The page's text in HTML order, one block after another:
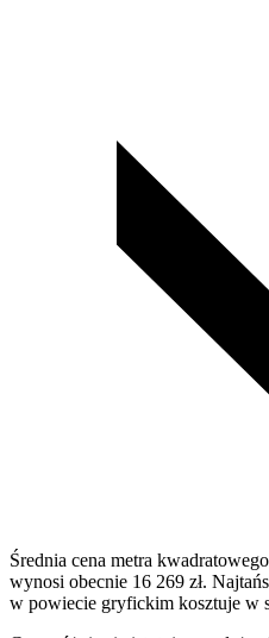
Średnia cena metra
wynosi obecnie 16 269 zł.
w powiecie gryfickim kosztuje w